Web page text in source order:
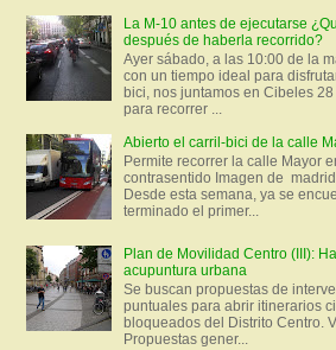
La M-10 antes de ejecutarse
después de haberla recorrido?
Ayer sábado, a las 10:00 de la
con un tiempo ideal para
bici, nos juntamos en Cibeles
para recorrer ...
Abierto el carril-bici de la calle
Permite recorrer la calle Mayor
contrasentido Imagen de
Desde esta semana, ya se
terminado el primer...
Plan de Movilidad Centro (III):
acupuntura urbana
Se buscan propuestas de
puntuales para abrir itinerarios
bloqueados del Distrito Centro.
Propuestas gener...